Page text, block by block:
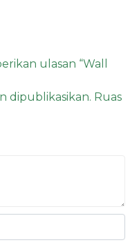
ulasan “Wall
dipublikasikan. Ruas